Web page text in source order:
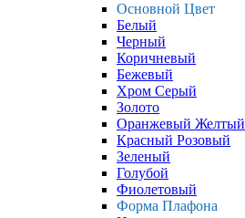
Основной Цвет
Белый
Черный
Коричневый
Бежевый
Хром Серый
Золото
Оранжевый Желтый
Красный Розовый
Зеленый
Голубой
Фиолетовый
Форма Плафона